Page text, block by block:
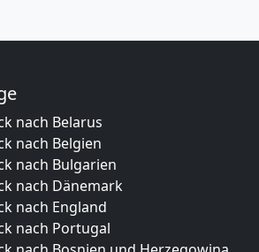
nach Belarus
nach Belgien
nach Bulgarien
nach Dänemark
nach England
nach Portugal